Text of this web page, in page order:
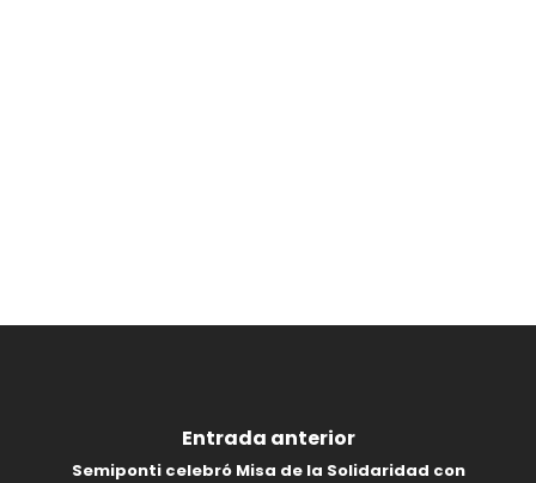
Entrada anterior
Semiponti celebró Misa de la Solidaridad con